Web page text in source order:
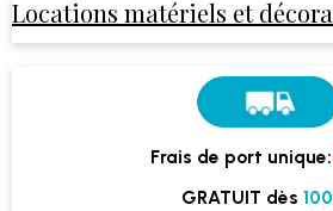
Locations matériels et
Frais de port unique:
GRATUIT dès